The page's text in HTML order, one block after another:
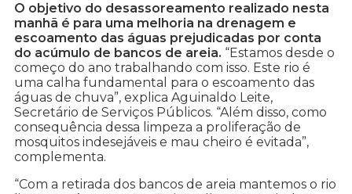
O objetivo do desassoreamento realizado nesta
manhã é para uma melhoria na drenagem e
escoamento das águas prejudicadas por conta
do acúmulo de bancos de areia. “Estamos desde o
começo do ano trabalhando com isso. Este rio é
uma calha fundamental para o escoamento das
águas de chuva”, explica Aguinaldo Leite,
Secretário de Serviços Públicos. “Além disso, como
consequência dessa limpeza a proliferação de
mosquitos indesejáveis e mau cheiro é evitada”,
complementa.
“Com a retirada dos bancos de areia mantemos o rio